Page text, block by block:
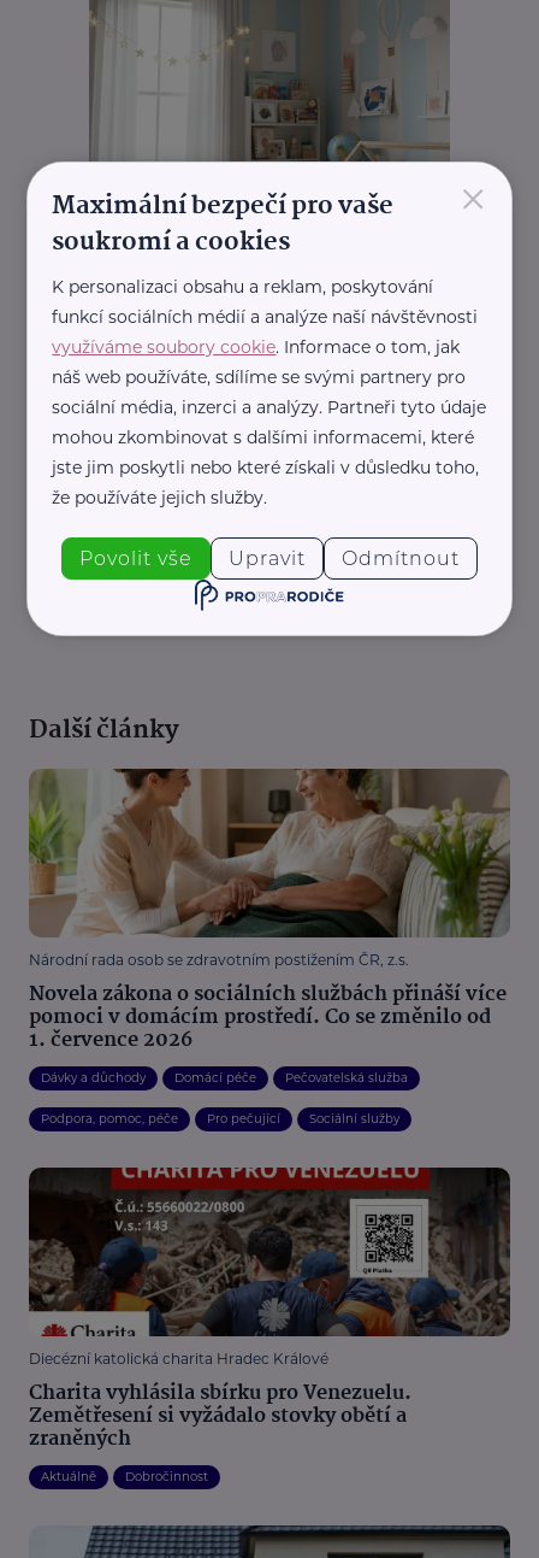
REKLAMA
Další články
Národní rada osob se zdravotním postižením ČR, z.s.
Novela zákona o sociálních službách přináší více
pomoci v domácím prostředí. Co se změnilo od
1. července 2026
Dávky a důchody Domácí péče Pečovatelská služba
Podpora, pomoc, péče Pro pečující Sociální služby
Diecézní katolická charita Hradec Králové
Charita vyhlásila sbírku pro Venezuelu.
Zemětřesení si vyžádalo stovky obětí a
zraněných
Aktuálně Dobročinnost
×
Maximální bezpečí pro vaše
soukromí a cookies
K personalizaci obsahu a reklam, poskytování
funkcí sociálních médií a analýze naší návštěvnosti
využíváme soubory cookie. Informace o tom, jak
náš web používáte, sdílíme se svými partnery pro
sociální média, inzerci a analýzy. Partneři tyto údaje
mohou zkombinovat s dalšími informacemi, které
jste jim poskytli nebo které získali v důsledku toho,
že používáte jejich služby.
Povolit vše Upravit Odmítnout